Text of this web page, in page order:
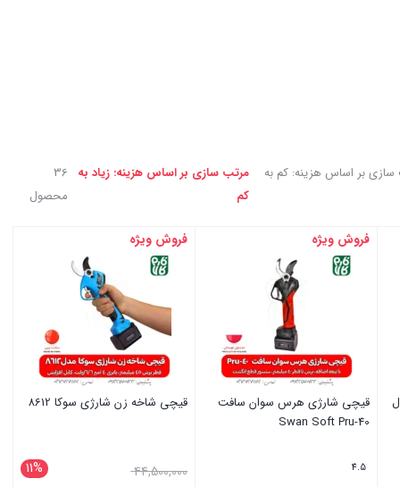
36
محصول
بر اساس هزینه: کم به
مرتب سازی بر اساس هزینه: زیاد به
کم
فروش ویژه
قیچی شارژی هرس سوان سافت
Swan Soft Pru-40
4.5
فروش ویژه
قیچی شاخه زن شارژی سوکا 8612
11% 44,500,000قیمت